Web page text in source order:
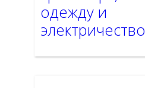
одежду и
электричество